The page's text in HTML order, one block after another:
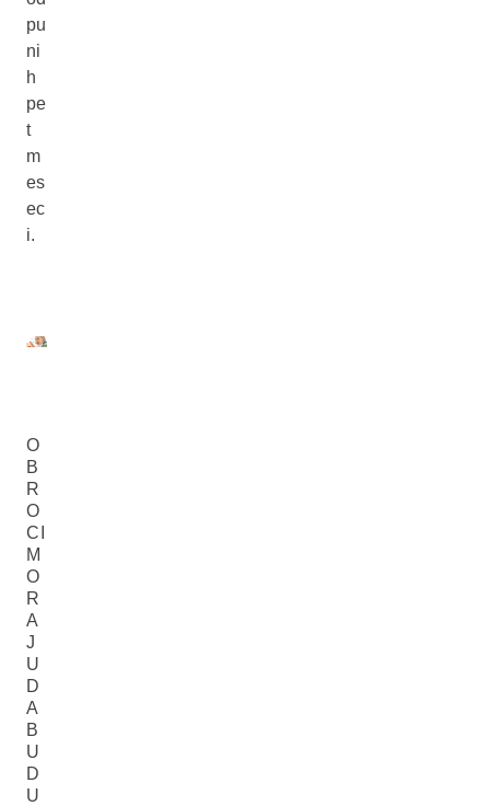
pu
ni
h
pe
t
m
es
ec
i.
O
B
R
O
CI
M
O
R
A
J
U
D
A
B
U
D
U